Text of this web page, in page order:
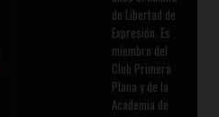
de Libertad de
Expresión. Es
miembro del
Club Primera
Plana y de la
Academia de